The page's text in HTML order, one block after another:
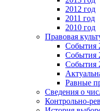
2012 год
2011 год
2010 год
Правовая
События
События
События
Равные
Сведения о
Контрольно-